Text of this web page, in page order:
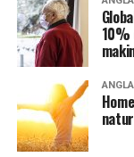
10%